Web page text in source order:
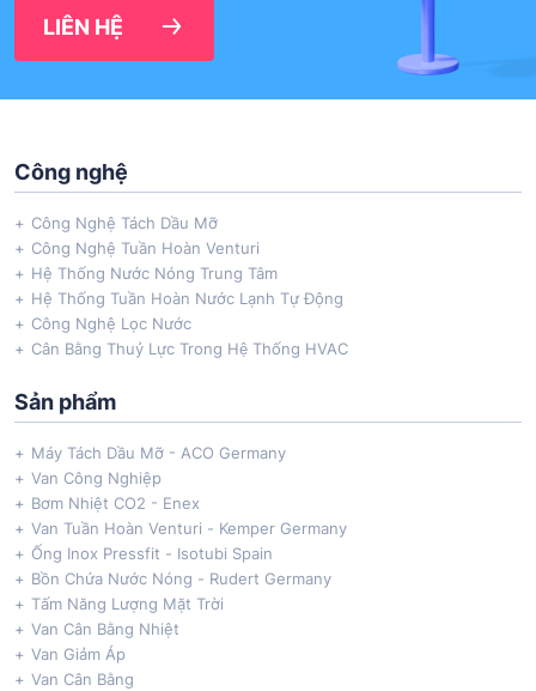
LIÊN HỆ
Công nghệ
Công Nghệ Tách Dầu Mỡ
Công Nghệ Tuần Hoàn Venturi
Hệ Thống Nước Nóng Trung Tâm
Hệ Thống Tuần Hoàn Nước Lạnh Tự Động
Công Nghệ Lọc Nước
Cân Bằng Thuỷ Lực Trong Hệ Thống HVAC
Sản phẩm
Máy Tách Dầu Mỡ - ACO Germany
Van Công Nghiệp
Bơm Nhiệt CO2 - Enex
Van Tuần Hoàn Venturi - Kemper Germany
Ống Inox Pressfit - Isotubi Spain
Bồn Chứa Nước Nóng - Rudert Germany
Tấm Năng Lượng Mặt Trời
Van Cân Bằng Nhiệt
Van Giảm Áp
Van Cân Bằng